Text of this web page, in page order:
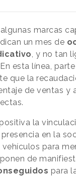
marcas
un mes de
, y no tan
esta línea,
que la
de ventas y
la
en la
para
de
para